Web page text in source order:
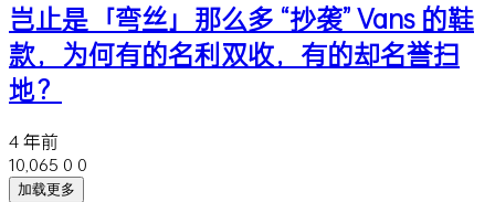
岂止是「弯丝」那么多 “抄袭” Vans 的鞋
款，为何有的名利双收，有的却名誉扫
地？
4 年前
10,065 0 0
加载更多